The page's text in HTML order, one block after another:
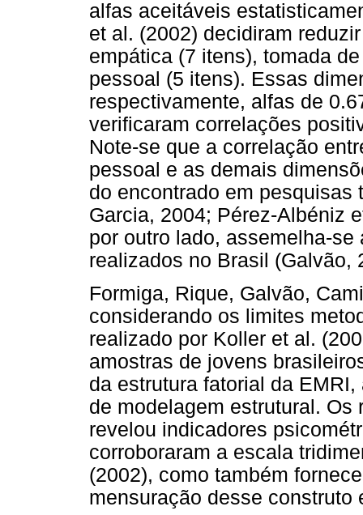
alfas aceitáveis
et al. (2002) decidiram
empática (7 itens), tomada
pessoal (5 itens). Essas
respectivamente, alfas de
verificaram correlações
Note-se que a correlação
pessoal e as demais
do encontrado em
Garcia, 2004; Pérez-Albéniz
por outro lado, assemelha-
realizados no Brasil (Galvão,
Formiga, Rique, Galvão,
considerando os limites
realizado por Koller et al.
amostras de jovens
da estrutura fatorial da
de modelagem estrutural.
revelou indicadores
corroboraram a escala
(2002), como também
mensuração desse construto